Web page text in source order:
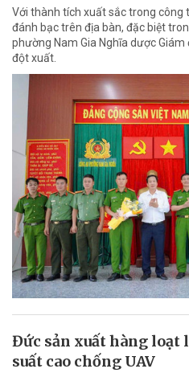
Với thành tích xuất sắc trong công
đánh bạc trên địa bàn, đặc biệt
phường Nam Gia Nghĩa dược
đột xuất.
Đức sản xuất hàng loạt
suất cao chống UAV